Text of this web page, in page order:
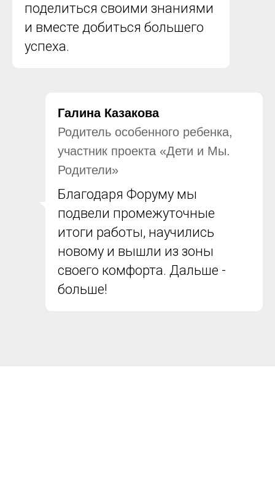
поделиться своими знаниями
и вместе добиться большего
успеха.
Галина Казакова
Родитель особенного ребенка,
участник проекта «Дети и Мы.
Родители»
Благодаря Форуму мы
подвели промежуточные
итоги работы, научились
новому и вышли из зоны
своего комфорта. Дальше -
больше!